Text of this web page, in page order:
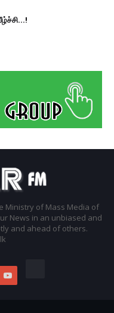
Ministry of Mass Media of
News in an unbiased and
and ahead of others.